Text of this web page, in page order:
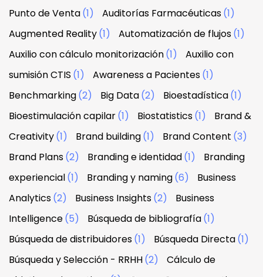
Punto de Venta(1) Auditorías Farmacéuticas(1)
Augmented Reality(1) Automatización de flujos(1)
Auxilio con cálculo monitorización(1)
Auxilio con
sumisión CTIS (1) Awareness a Pacientes(1)
Benchmarking(2) Big Data(2) Bioestadística(1)
Bioestimulación capilar(1) Biostatistics(1)
Brand &
Creativity(1) Brand building(1) Brand Content (3)
Brand Plans(2) Branding e identidad(1)
Branding
experiencial(1) Branding y naming(6)
Business
Analytics(2) Business Insights(2)
Business
Intelligence(5) Búsqueda de bibliografía(1)
Búsqueda de distribuidores(1) Búsqueda Directa(1)
Búsqueda y Selección - RRHH(2)
Cálculo de